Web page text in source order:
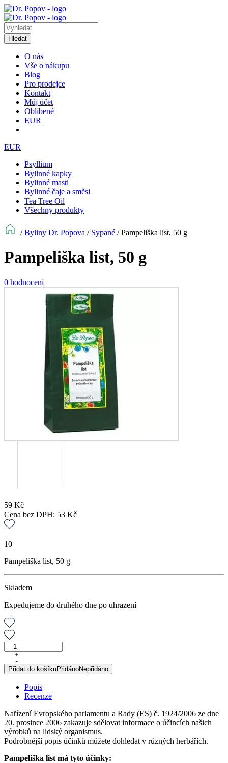
Hledat
O nás
Vše o nákupu
Blog
Pro prodejce
Kontakt
Můj účet
Oblíbené
EUR
EUR
Psyllium
Bylinné kapky
Bylinné masti
Bylinné čaje a směsi
Tea Tree Oil
Všechny produkty
/Byliny Dr. Popova / Sypané /Pampeliška list, 50 g
Pampeliška list, 50 g
0 hodnocení
59 Kč
Cena bez DPH: 53 Kč
10
Pampeliška list, 50 g
Skladem
Expedujeme do druhého dne po uhrazení
Pampeliška
list,
50
g
množství
+
-
Přidat do košíkuPřidánoNepřidáno
Popis
Recenze
Nařízení Evropského parlamentu a Rady (ES) č. 1924/2006 ze dne
20. prosince 2006 zakazuje sdělovat informace o účincích našich
výrobků na lidský organismus.
Podrobnější popis účinků můžete dohledat v různých herbářích.
Pampeliška list má tyto účinky: